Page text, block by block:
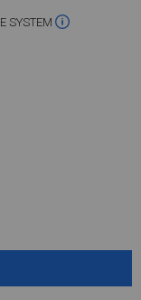
SYSTEM